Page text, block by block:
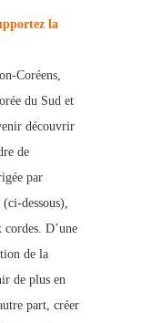
la
Coréens,
du Sud et
découvrir
de
par
dessous),
cordes. D’une
de la
de plus en
part, créer